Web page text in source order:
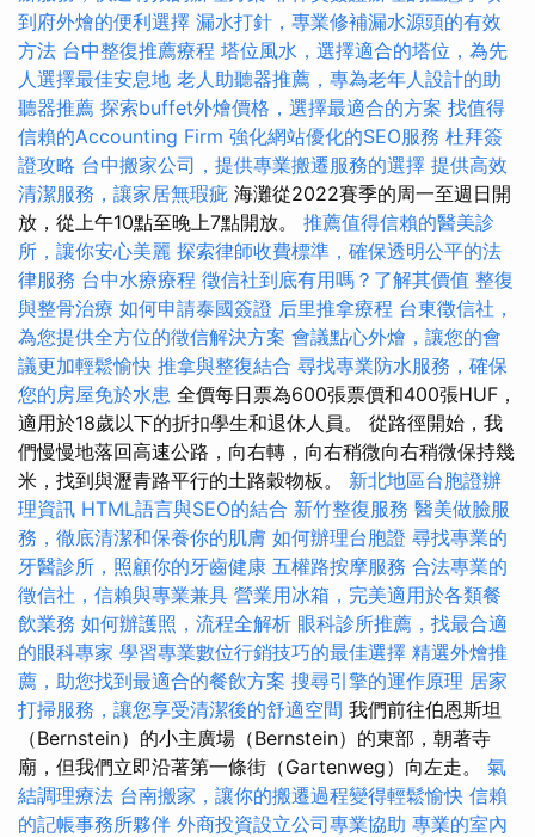
到府外燴的便利選擇 漏水打針，專業修補漏水源頭的有效
方法 台中整復推薦療程 塔位風水，選擇適合的塔位，為先
人選擇最佳安息地 老人助聽器推薦，專為老年人設計的助
聽器推薦 探索buffet外燴價格，選擇最適合的方案 找值得
信賴的Accounting Firm 強化網站優化的SEO服務 杜拜簽
證攻略 台中搬家公司，提供專業搬遷服務的選擇 提供高效
清潔服務，讓家居無瑕疵 海灘從2022賽季的周一至週日開
放，從上午10點至晚上7點開放。 推薦值得信賴的醫美診
所，讓你安心美麗 探索律師收費標準，確保透明公平的法
律服務 台中水療療程 徵信社到底有用嗎？了解其價值 整復
與整骨治療 如何申請泰國簽證 后里推拿療程 台東徵信社，
為您提供全方位的徵信解決方案 會議點心外燴，讓您的會
議更加輕鬆愉快 推拿與整復結合 尋找專業防水服務，確保
您的房屋免於水患 全價每日票為600張票價和400張HUF，
適用於18歲以下的折扣學生和退休人員。 從路徑開始，我
們慢慢地落回高速公路，向右轉，向右稍微向右稍微保持幾
米，找到與瀝青路平行的土路穀物板。 新北地區台胞證辦
理資訊 HTML語言與SEO的結合 新竹整復服務 醫美做臉服
務，徹底清潔和保養你的肌膚 如何辦理台胞證 尋找專業的
牙醫診所，照顧你的牙齒健康 五權路按摩服務 合法專業的
徵信社，信賴與專業兼具 營業用冰箱，完美適用於各類餐
飲業務 如何辦護照，流程全解析 眼科診所推薦，找最合適
的眼科專家 學習專業數位行銷技巧的最佳選擇 精選外燴推
薦，助您找到最適合的餐飲方案 搜尋引擎的運作原理 居家
打掃服務，讓您享受清潔後的舒適空間 我們前往伯恩斯坦
（Bernstein）的小主廣場（Bernstein）的東部，朝著寺
廟，但我們立即沿著第一條街（Gartenweg）向左走。 氣
結調理療法 台南搬家，讓你的搬遷過程變得輕鬆愉快 信賴
的記帳事務所夥伴 外商投資設立公司專業協助 專業的室內